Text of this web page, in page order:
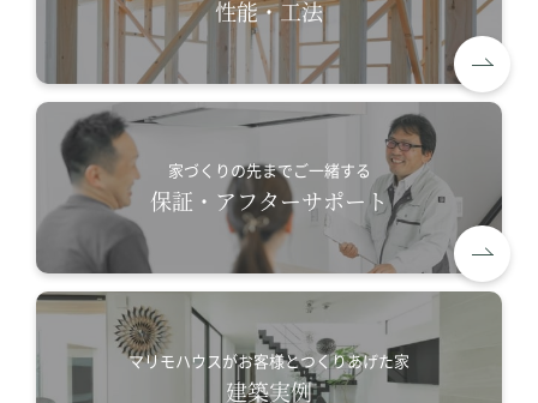
性能・工法
家づくりの先までご一緒する
保証・アフターサポート
マリモハウスがお客様とつくりあげた家
建築実例